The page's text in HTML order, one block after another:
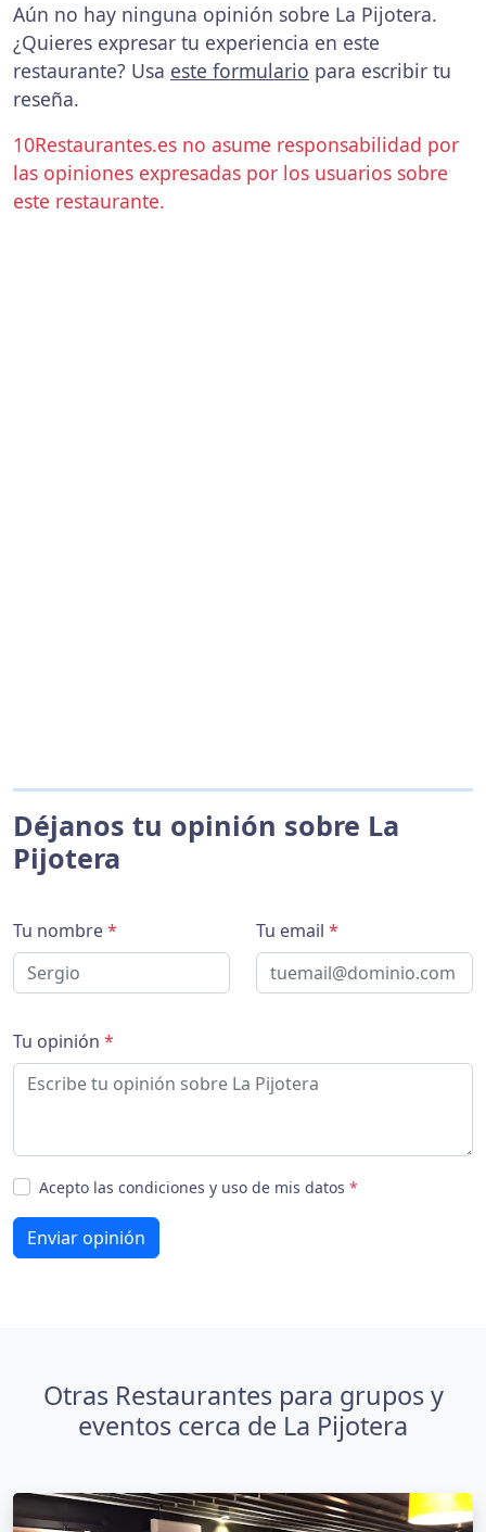
Aún no hay ninguna opinión sobre La Pijotera.
¿Quieres expresar tu experiencia en este
restaurante? Usa este formulario para escribir tu
reseña.
10Restaurantes.es no asume responsabilidad por
las opiniones expresadas por los usuarios sobre
este restaurante.
Déjanos tu opinión sobre La
Pijotera
Tu nombre* Tu email *
Tu opinión *
Acepto las condiciones y uso de mis datos *
Enviar opinión
Otras Restaurantes para grupos y
eventos cerca de La Pijotera